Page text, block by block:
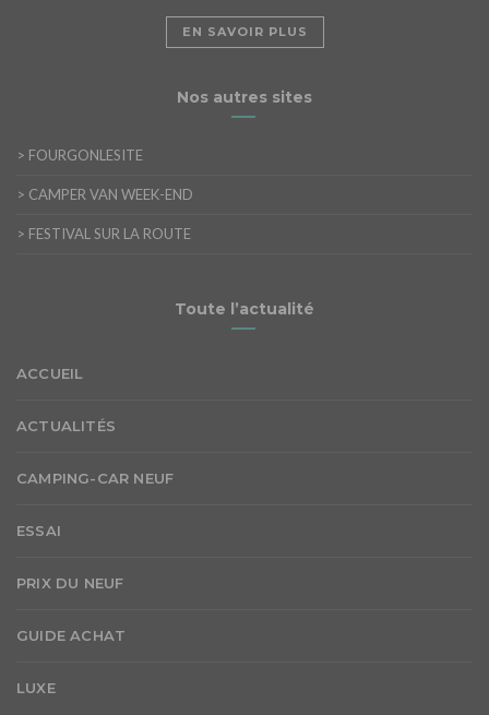
EN SAVOIR PLUS
Nos autres sites
> FOURGONLESITE
> CAMPER VAN WEEK-END
> FESTIVAL SUR LA ROUTE
Toute l’actualité
ACCUEIL
ACTUALITÉS
CAMPING-CAR NEUF
ESSAI
PRIX DU NEUF
GUIDE ACHAT
LUXE